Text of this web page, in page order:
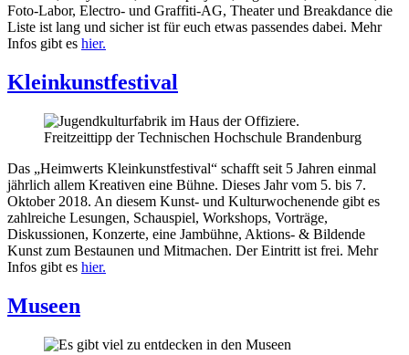
Foto-Labor, Electro- und Graffiti-AG, Theater und Breakdance die
Liste ist lang und sicher ist für euch etwas passendes dabei. Mehr
Infos gibt es hier.
Kleinkunstfestival
Das „Heimwerts Kleinkunstfestival“ schafft seit 5 Jahren einmal
jährlich allem Kreativen eine Bühne. Dieses Jahr vom 5. bis 7.
Oktober 2018. An diesem Kunst- und Kulturwochenende gibt es
zahlreiche Lesungen, Schauspiel, Workshops, Vorträge,
Diskussionen, Konzerte, eine Jambühne, Aktions- & Bildende
Kunst zum Bestaunen und Mitmachen. Der Eintritt ist frei. Mehr
Infos gibt es hier.
Museen